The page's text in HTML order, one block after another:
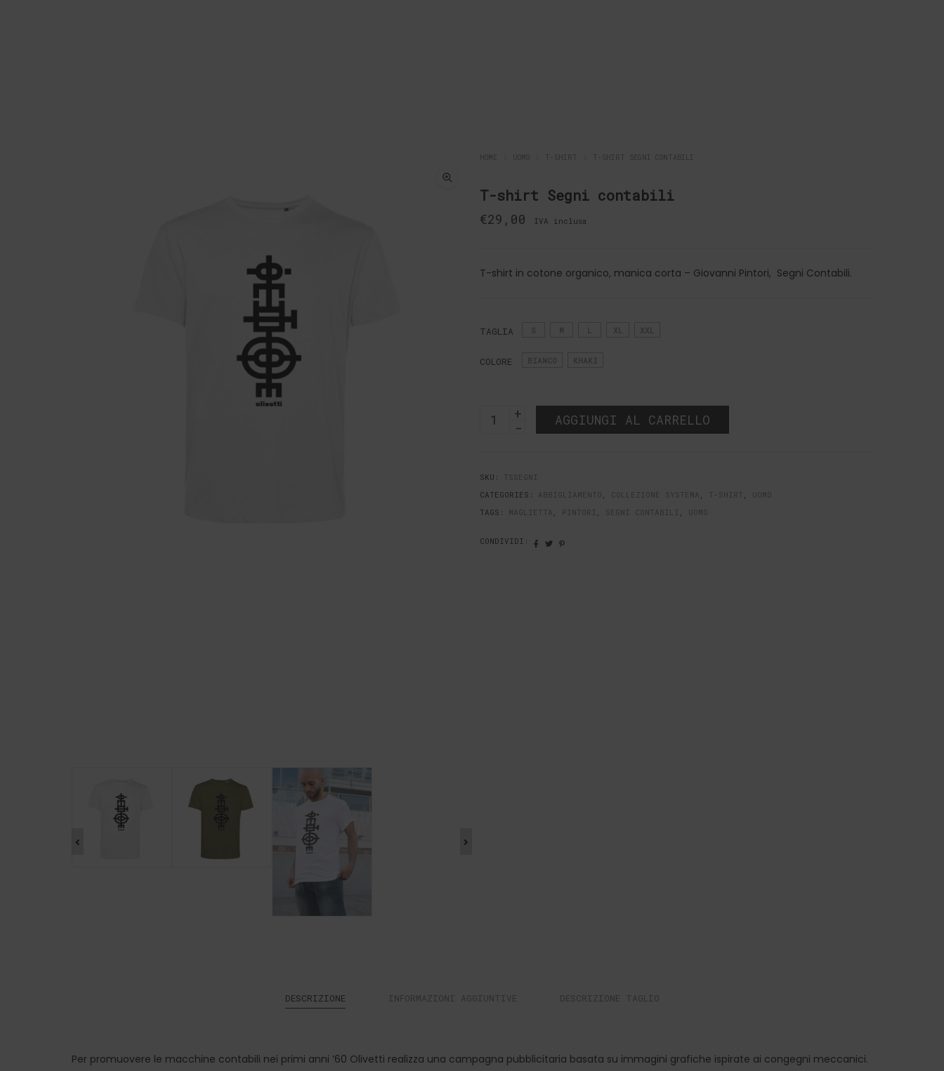
HOME UOMO T-SHIRT T-SHIRT SEGNI CONTABILI
T-shirt Segni contabili
€29,00 IVA inclusa
T-shirt in cotone organico, manica corta – Giovanni Pintori, Segni Contabili.
TAGLIA
COLORE
shirt
AGGIUNGI AL CARRELLO
SKU:
TSSEGNI
CATEGORIES:
ABBIGLIAMENTO , COLLEZIONE SYSTEMA , T-SHIRT , UOMO
TAGS: MAGLIETTA , PINTORI , SEGNI CONTABILI , UOMO
CONDIVIDI:
DESCRIZIONE INFORMAZIONI AGGIUNTIVE DESCRIZIONE TAGLIO
Per promuovere le macchine contabili nei primi anni ’60 Olivetti realizza una campagna pubblicitaria basata su immagini grafiche ispirate ai congegni meccanici.